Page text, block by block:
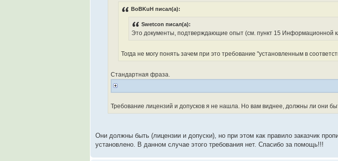
BoBKuH писал(а):
Swetcon писал(а):
Это документы, подтверждающие опыт (см. пункт 15 Информационной
Тогда не могу понять зачем при это требование "установленным в
Стандартная фраза.
Требование лицензий и допусков я не нашла. Но вам виднее, должны ли они
Они должны быть (лицензии и допуски), но при этом как правило заказчик
установлено. В данном случае этого требования нет. Спасибо за помощь!!!